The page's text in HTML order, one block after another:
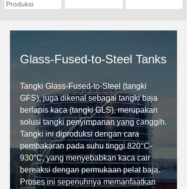
Produksi
Glass-Fused-to-Steel Tanks
Tangki Glass-Fused-to-Steel (tangki
GFS), juga dikenal sebagai tangki baja
berlapis kaca (tangki GLS), merupakan
solusi tangki penyimpanan yang canggih.
Tangki ini diproduksi dengan cara
pembakaran pada suhu tinggi 820°C-
930°C, yang menyebabkan kaca cair
bereaksi dengan permukaan pelat baja.
Proses ini sepenuhnya memanfaatkan